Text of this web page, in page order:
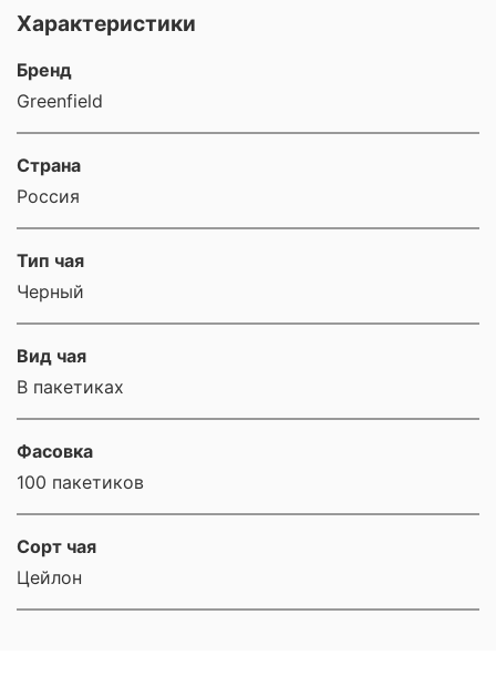
Характеристики
Бренд
Greenfield
Страна
Россия
Тип чая
Черный
Вид чая
В пакетиках
Фасовка
100 пакетиков
Сорт чая
Цейлон